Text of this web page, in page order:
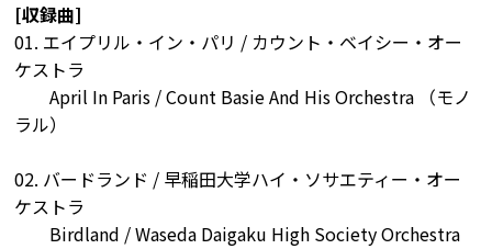
[収録曲]
01. エイプリル・イン・パリ / カウント・ベイシー・オー
ケストラ
April In Paris / Count Basie And His Orchestra （モノ
ラル）
02. バードランド / 早稲田大学ハイ・ソサエティー・オー
ケストラ
Birdland / Waseda Daigaku High Society Orchestra